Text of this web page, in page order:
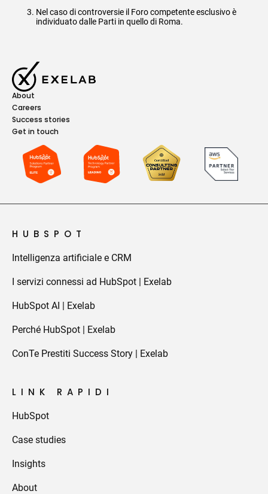
Nel caso di controversie il Foro competente esclusivo è
individuato dalle Parti in quello di Roma.
About
Careers
Success stories
Get in touch
HUBSPOT
Intelligenza artificiale e CRM
I servizi connessi ad HubSpot | Exelab
HubSpot AI | Exelab
Perché HubSpot | Exelab
ConTe Prestiti Success Story | Exelab
LINK RAPIDI
HubSpot
Case studies
Insights
About